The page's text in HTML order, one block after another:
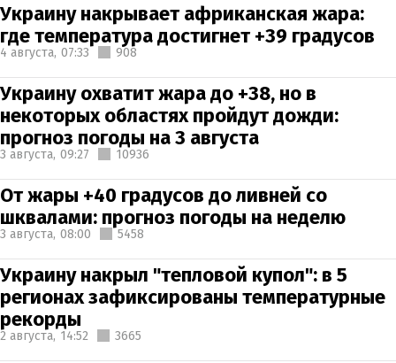
Украину накрывает африканская жара:
где температура достигнет +39 градусов
4 августа, 07:33 908
Украину охватит жара до +38, но в
некоторых областях пройдут дожди:
прогноз погоды на 3 августа
3 августа, 09:27 10936
От жары +40 градусов до ливней со
шквалами: прогноз погоды на неделю
3 августа, 08:00 5458
Украину накрыл "тепловой купол": в 5
регионах зафиксированы температурные
рекорды
2 августа, 14:52 3665